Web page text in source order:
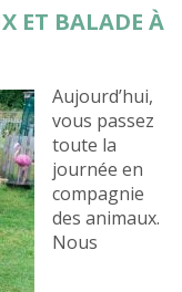
ET BALADE À
Aujourd’hui,
vous passez
toute la
journée en
compagnie
des animaux.
Nous